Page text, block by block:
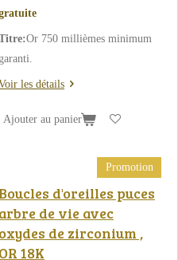
Or 750 millièmes minimum
garanti.
les détails
Ajouter au panier
Promotion
Boucles d'oreilles puces
arbre de vie avec
oxydes de zirconium ,
OR 18K